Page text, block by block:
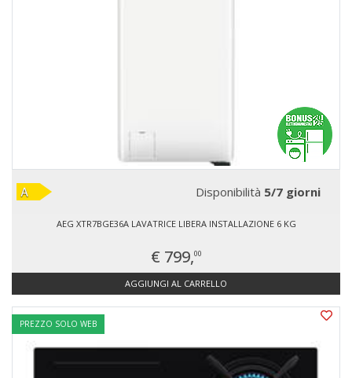
Disponibilità 5/7 giorni
AEG XTR7BGE36A LAVATRICE LIBERA INSTALLAZIONE 6 KG
€ 799,00
AGGIUNGI AL CARRELLO
PREZZO SOLO WEB